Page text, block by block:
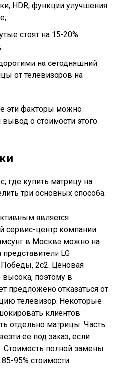
HDR, функции улучшения
стоят на 15-20%
на сегодняшний
от телевизоров на
эти факторы можно
о стоимости этого
где купить матрицу на
три основных способа.
является
центр компании.
в Москве можно на
LG
2с2. Ценовая
высока, поэтому в
предложено отказаться от
телевизор. Некоторые
клиентов
отдельно матрицы. Часть
ее под заказ, если
Стоимость полной замены
95% стоимости